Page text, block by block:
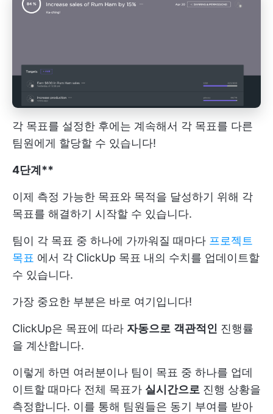
각 목표를 설정한 후에는 계속해서 각 목표를 다른
팀원에게 할당할 수 있습니다!
4단계**
이제 측정 가능한 목표와 목적을 달성하기 위해 각
목표를 해결하기 시작할 수 있습니다.
팀이 각 목표 중 하나에 가까워질 때마다 프로젝트
목표 에서 각 ClickUp 목표 내의 수치를 업데이트할
수 있습니다.
가장 중요한 부분은 바로 여기입니다!
ClickUp은 목표에 따라 자동으로 객관적인 진행률
을 계산합니다.
이렇게 하면 여러분이나 팀이 목표 중 하나를 업데
이트할 때마다 전체 목표가 실시간으로 진행 상황을
측정합니다. 이를 통해 팀원들은 동기 부여를 받아